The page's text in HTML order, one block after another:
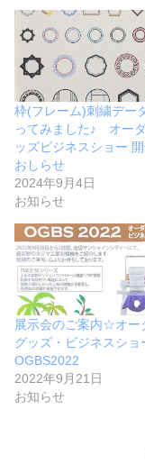
枠(フレーム)刺繍デー
ってみました♪ オー
ッズビジネスショー
おしらせ
2024年9月4日
お知らせ
展示会のご案内☆オー
グッズ・ビジネスショ
OGBS2022
2022年9月21日
お知らせ